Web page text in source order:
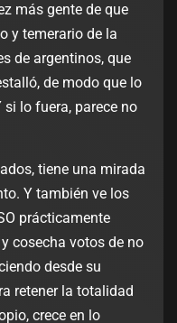
más gente de que
y temerario de la
de argentinos, que
de modo que lo
si lo fuera, parece no
tiene una mirada
Y también ve los
prácticamente
cosecha votos de no
desde su
retener la totalidad
crece en lo